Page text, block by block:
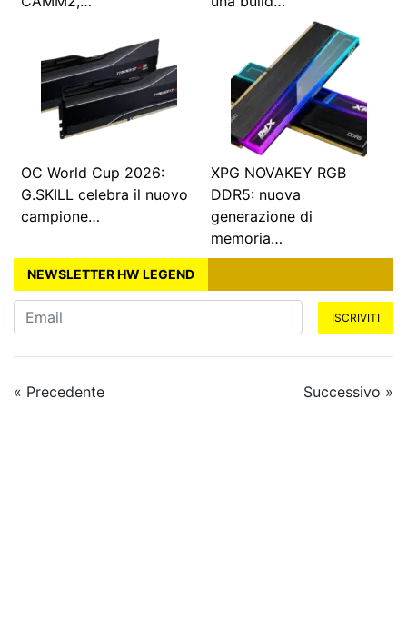
OC World Cup 2026:
G.SKILL celebra il nuovo
campione…
XPG NOVAKEY RGB
DDR5: nuova
generazione di
memoria…
NEWSLETTER HW LEGEND
ISCRIVITI
« Precedente Successivo »